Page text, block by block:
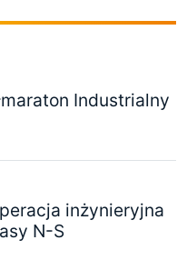
Industrialny
inżynieryjna
N-S